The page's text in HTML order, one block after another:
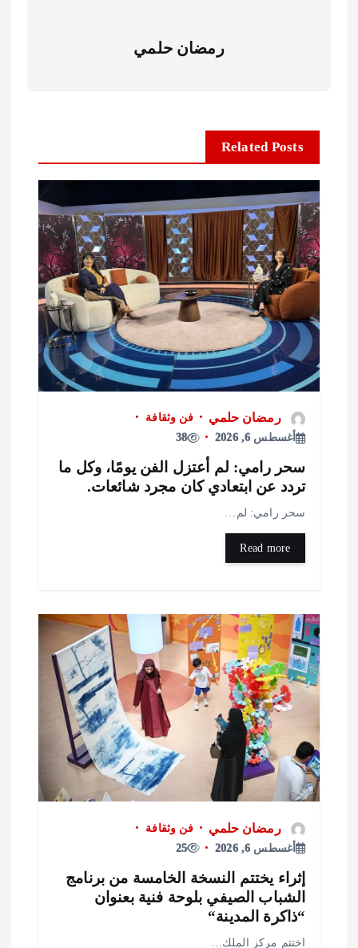
رمضان حلمي
Related Posts
رمضان حلمي
فن وثقافة
أغسطس 6, 2026
38
رامي: لم أعتزل الفن يومًا، وكل ما
عن ابتعادي كان مجرد شائعات.
رامي: لم…
رمضان حلمي
فن وثقافة
25
يختتم النسخة الخامسة من برنامج
الصيفي بلوحة فنية بعنوان
المدينة“
مركز الملك…